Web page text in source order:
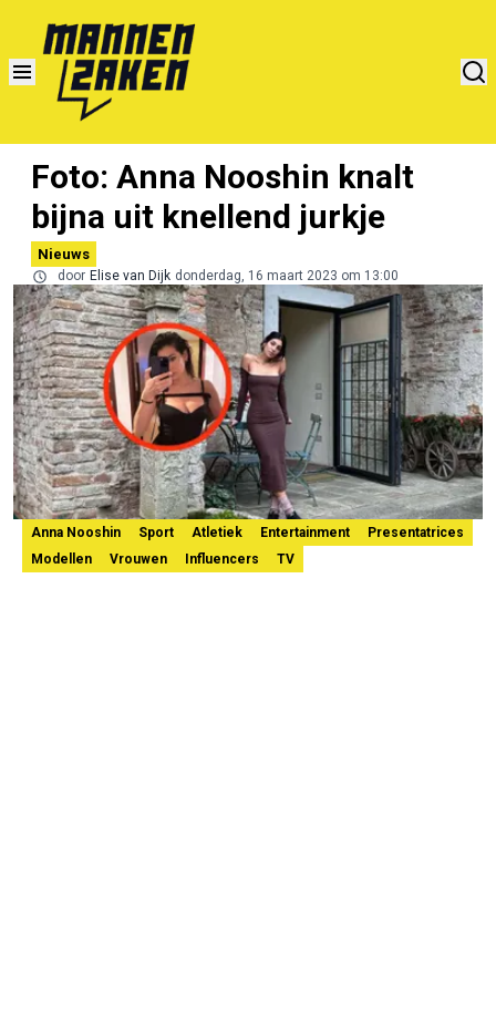
Foto: Anna Nooshin knalt
bijna uit knellend jurkje
Nieuws
door Elise van Dijk donderdag, 16 maart 2023 om 13:00
Anna Nooshin Sport Atletiek Entertainment
Presentatrices
Modellen
Vrouwen Influencers TV